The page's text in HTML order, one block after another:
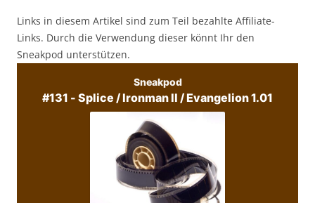
Links in diesem Artikel sind zum Teil bezahlte Affiliate-
Links. Durch die Verwendung dieser könnt Ihr den
Sneakpod unterstützen.